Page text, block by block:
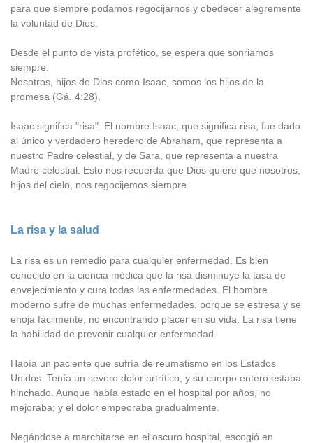
para que siempre podamos regocijarnos y obedecer alegremente
la voluntad de Dios.
Desde el punto de vista profético, se espera que sonriamos
siempre.
Nosotros, hijos de Dios como Isaac, somos los hijos de la
promesa (Gá. 4:28).
Isaac significa "risa". El nombre Isaac, que significa risa, fue dado
al único y verdadero heredero de Abraham, que representa a
nuestro Padre celestial, y de Sara, que representa a nuestra
Madre celestial. Esto nos recuerda que Dios quiere que nosotros,
hijos del cielo, nos regocijemos siempre.
La risa y la salud
La risa es un remedio para cualquier enfermedad. Es bien
conocido en la ciencia médica que la risa disminuye la tasa de
envejecimiento y cura todas las enfermedades. El hombre
moderno sufre de muchas enfermedades, porque se estresa y se
enoja fácilmente, no encontrando placer en su vida. La risa tiene
la habilidad de prevenir cualquier enfermedad.
Había un paciente que sufría de reumatismo en los Estados
Unidos. Tenía un severo dolor artrítico, y su cuerpo entero estaba
hinchado. Aunque había estado en el hospital por años, no
mejoraba; y el dolor empeoraba gradualmente.
Negándose a marchitarse en el oscuro hospital, escogió en